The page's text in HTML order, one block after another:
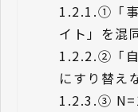
1.2.1.①「
イト」を混
1.2.2.②「
にすり替え
1.2.3.③